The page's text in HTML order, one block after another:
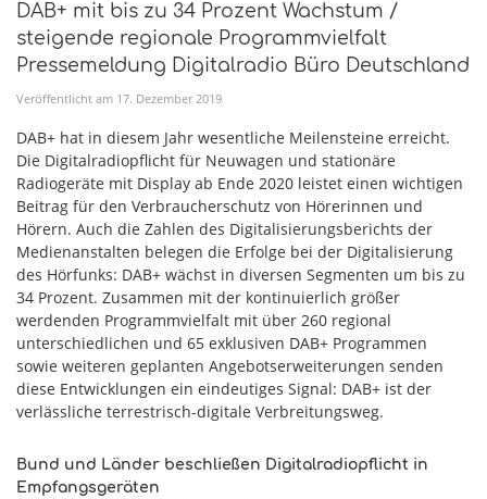
DAB+ mit bis zu 34 Prozent Wachstum /
steigende regionale Programmvielfalt
Pressemeldung Digitalradio Büro Deutschland
Veröffentlicht am 17. Dezember 2019
DAB+ hat in diesem Jahr wesentliche Meilensteine erreicht.
Die Digitalradiopflicht für Neuwagen und stationäre
Radiogeräte mit Display ab Ende 2020 leistet einen wichtigen
Beitrag für den Verbraucherschutz von Hörerinnen und
Hörern. Auch die Zahlen des Digitalisierungsberichts der
Medienanstalten belegen die Erfolge bei der Digitalisierung
des Hörfunks: DAB+ wächst in diversen Segmenten um bis zu
34 Prozent. Zusammen mit der kontinuierlich größer
werdenden Programmvielfalt mit über 260 regional
unterschiedlichen und 65 exklusiven DAB+ Programmen
sowie weiteren geplanten Angebotserweiterungen senden
diese Entwicklungen ein eindeutiges Signal: DAB+ ist der
verlässliche terrestrisch-digitale Verbreitungsweg.
Bund und Länder beschließen Digitalradiopflicht in
Empfangsgeräten